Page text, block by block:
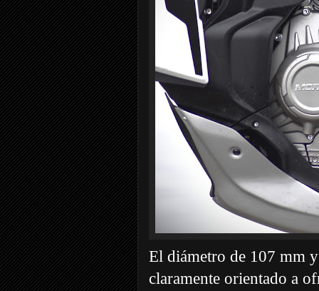
El diámetro de 107 mm
claramente orientado a